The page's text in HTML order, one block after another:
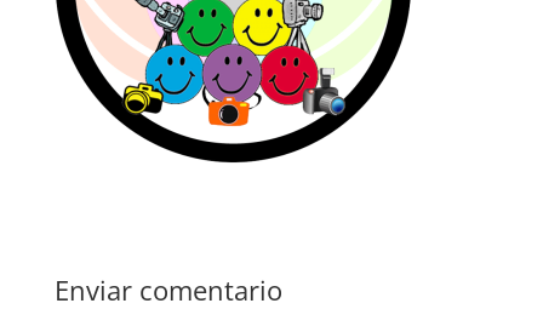
Enviar comentario